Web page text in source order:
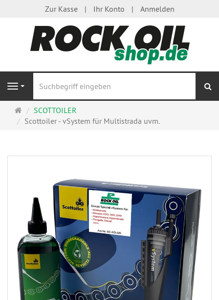
Zur Kasse Ihr Konto Anmelden
Navigation
Startseite
SCOTTOILER
Scottoiler - vSystem für Multistrada uvm.